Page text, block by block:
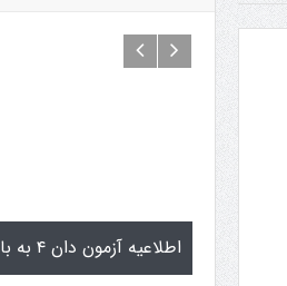
اطلاعیه آزمون دان ۴ به گوگن یاماگوچی